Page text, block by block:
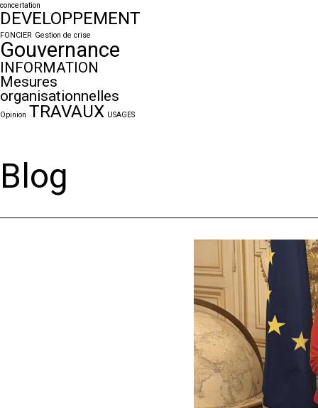
concertation
DEVELOPPEMENT
FONCIER Gestion de crise
Gouvernance
INFORMATION
Mesures
organisationnelles
Opinion TRAVAUX USAGES
Blog